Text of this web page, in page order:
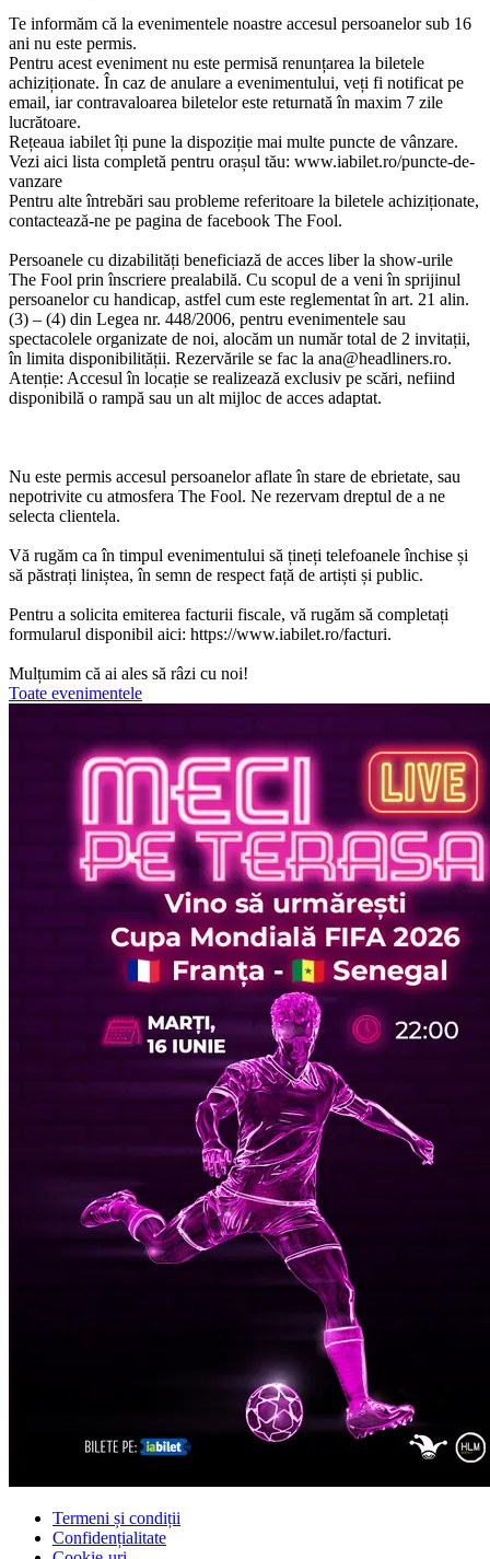
Te informăm că la evenimentele noastre accesul persoanelor sub 16
ani nu este permis.
Pentru acest eveniment nu este permisă renunțarea la biletele
achiziționate. În caz de anulare a evenimentului, veți fi notificat pe
email, iar contravaloarea biletelor este returnată în maxim 7 zile
lucrătoare.
Rețeaua iabilet îți pune la dispoziție mai multe puncte de vânzare.
Vezi aici lista completă pentru orașul tău: www.iabilet.ro/puncte-de-
vanzare
Pentru alte întrebări sau probleme referitoare la biletele achiziționate,
contactează-ne pe pagina de facebook The Fool.
Persoanele cu dizabilități beneficiază de acces liber la show-urile
The Fool prin înscriere prealabilă. Cu scopul de a veni în sprijinul
persoanelor cu handicap, astfel cum este reglementat în art. 21 alin.
(3) – (4) din Legea nr. 448/2006, pentru evenimentele sau
spectacolele organizate de noi, alocăm un număr total de 2 invitații,
în limita disponibilității. Rezervările se fac la ana@headliners.ro.
Atenție: Accesul în locație se realizează exclusiv pe scări, nefiind
disponibilă o rampă sau un alt mijloc de acces adaptat.
Nu este permis accesul persoanelor aflate în stare de ebrietate, sau
nepotrivite cu atmosfera The Fool. Ne rezervam dreptul de a ne
selecta clientela.
Vă rugăm ca în timpul evenimentului să țineți telefoanele închise și
să păstrați liniștea, în semn de respect față de artiști și public.
Pentru a solicita emiterea facturii fiscale, vă rugăm să completați
formularul disponibil aici: https://www.iabilet.ro/facturi.
Mulțumim că ai ales să râzi cu noi!
Toate evenimentele
Termeni și condiții
Confidențialitate